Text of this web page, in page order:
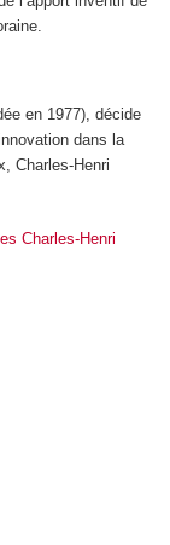
en 1977), décide
dans la
Charles-Henri
Charles-Henri